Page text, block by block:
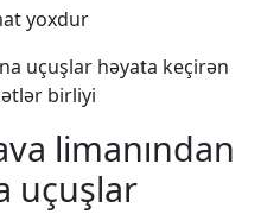
yoxdur
uçuşlar həyata keçirən
birliyi
limanından
uçuşlar